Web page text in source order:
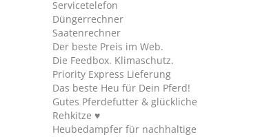
Servicetelefon
Düngerrechner
Saatenrechner
Der beste Preis im Web.
Die Feedbox. Klimaschutz.
Priority Express Lieferung
Das beste Heu für Dein Pferd!
Gutes Pferdefutter & glückliche
Rehkitze ♥
Heubedampfer für nachhaltige